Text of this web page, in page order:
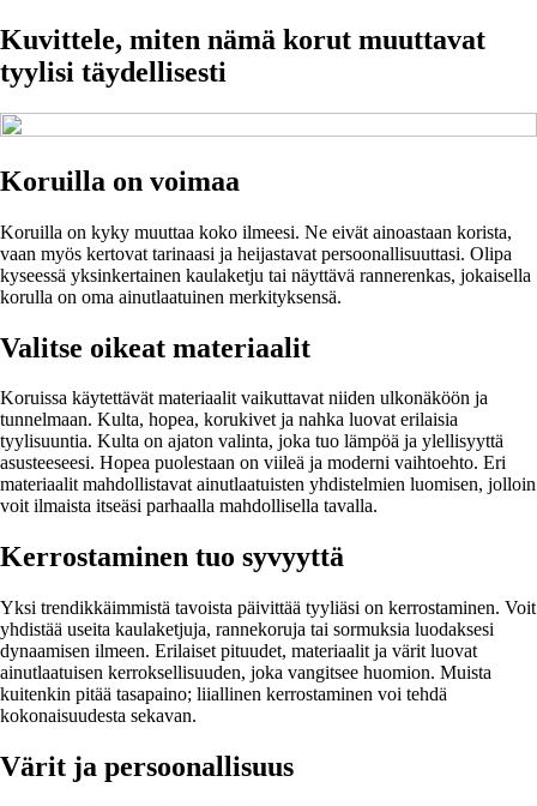
Kuvittele, miten nämä korut muuttavat
tyylisi täydellisesti
Koruilla on voimaa
Koruilla on kyky muuttaa koko ilmeesi. Ne eivät ainoastaan korista,
vaan myös kertovat tarinaasi ja heijastavat persoonallisuuttasi. Olipa
kyseessä yksinkertainen kaulaketju tai näyttävä rannerenkas, jokaisella
korulla on oma ainutlaatuinen merkityksensä.
Valitse oikeat materiaalit
Koruissa käytettävät materiaalit vaikuttavat niiden ulkonäköön ja
tunnelmaan. Kulta, hopea, korukivet ja nahka luovat erilaisia
tyylisuuntia. Kulta on ajaton valinta, joka tuo lämpöä ja ylellisyyttä
asusteeseesi. Hopea puolestaan on viileä ja moderni vaihtoehto. Eri
materiaalit mahdollistavat ainutlaatuisten yhdistelmien luomisen, jolloin
voit ilmaista itseäsi parhaalla mahdollisella tavalla.
Kerrostaminen tuo syvyyttä
Yksi trendikkäimmistä tavoista päivittää tyyliäsi on kerrostaminen. Voit
yhdistää useita kaulaketjuja, rannekoruja tai sormuksia luodaksesi
dynaamisen ilmeen. Erilaiset pituudet, materiaalit ja värit luovat
ainutlaatuisen kerroksellisuuden, joka vangitsee huomion. Muista
kuitenkin pitää tasapaino; liiallinen kerrostaminen voi tehdä
kokonaisuudesta sekavan.
Värit ja persoonallisuus